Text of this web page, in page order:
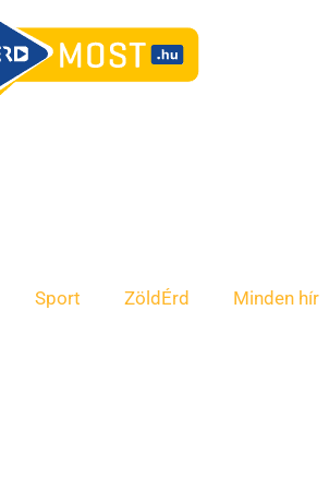
Sport ZöldÉrd Minden hír